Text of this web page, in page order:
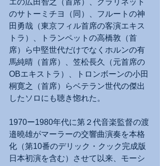
エの広田智之（首席）、クラリネット
のサトーミチヨ（同）、フルートの神
田勇哉（東京フィル首席の客演エキス
トラ）、トランペットの高橋敦（首
席）ら中堅世代だけでなくホルンの有
馬純晴（首席）、笠松長久（元首席の
OBエキストラ）、トロンボーンの小田
桐寛之（首席）らベテラン世代の傑出
したソロにも聴き惚れた。
1970ー1980年代に第２代音楽監督の渡
邉曉雄がマーラーの交響曲演奏を本格
化（第10番のデリック・クック完成版
日本初演を含む）させて以来、モーシ